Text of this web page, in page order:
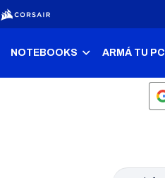
NOTEBOOKS ARMÁ TU PC